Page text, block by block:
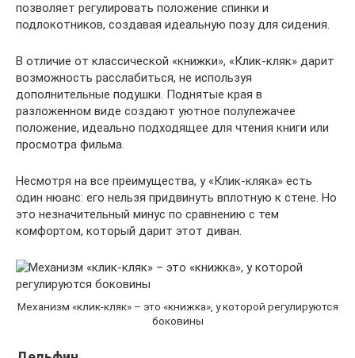
позволяет регулировать положение спинки и
подлокотников, создавая идеальную позу для сидения.
В отличие от классической «книжки», «Клик-кляк» дарит
возможность расслабиться, не используя
дополнительные подушки. Поднятые края в
разложенном виде создают уютное полулежачее
положение, идеально подходящее для чтения книги или
просмотра фильма.
Несмотря на все преимущества, у «Клик-кляка» есть
один нюанс: его нельзя придвинуть вплотную к стене. Но
это незначительный минус по сравнению с тем
комфортом, который дарит этот диван.
Механизм «клик-кляк» – это «книжка», у которой регулируются
боковины